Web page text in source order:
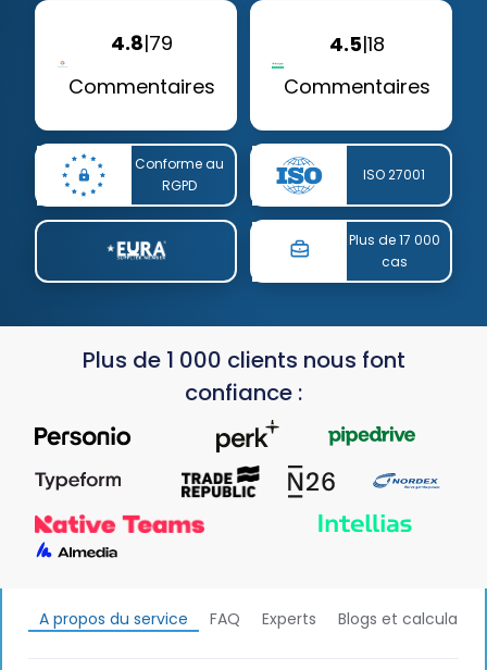
4.8|79
Commentaires
4.5|18
Commentaires
Conforme au
RGPD
ISO 27001
Plus de 17 000
cas
Plus de 1 000 clients nous font
confiance :
A propos du service FAQ Experts Blogs et